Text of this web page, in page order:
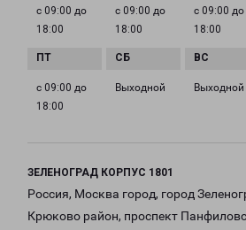
с 09:00 до
18:00
с 09:00 до
18:00
с 09:00 до
18:00
с 09:00 до
18:00
Выходной Выходной
ЗЕЛЕНОГРАД КОРПУС 1801
Россия, Москва город, город
Крюково район, проспект